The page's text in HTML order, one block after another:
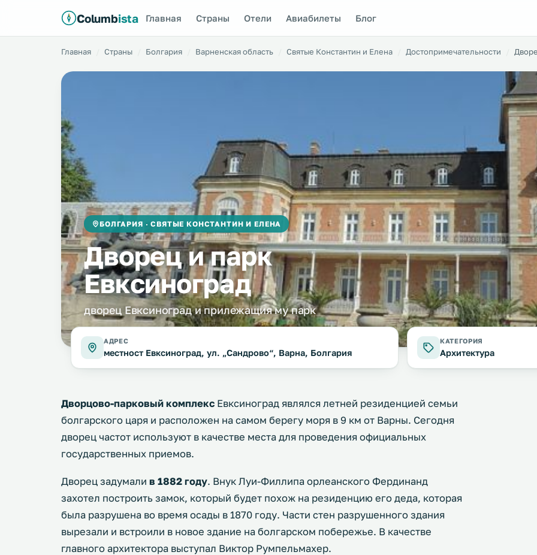
Columbista Главная Страны Отели Авиабилеты Блог
Главная Страны Болгария Варненская область Святые Константин и Елена Достопримечательности
БОЛГАРИЯ · СВЯТЫЕ КОНСТАНТИН И ЕЛЕНА
Дворец и парк
Евксиноград
дворец Евксиноград и прилежащия му парк
АДРЕС
местност Евксиноград, ул. „Сандрово“, Варна, Болгария
КАТЕГОРИЯ
Архитектура
Дворцово-парковый комплекс Евксиноград являлся летней резиденцией семьи
болгарского царя и расположен на самом берегу моря в 9 км от Варны. Сегодня
дворец частот используют в качестве места для проведения официальных
государственных приемов.
Дворец задумали в 1882 году. Внук Луи-Филлипа орлеанского Фердинанд
захотел построить замок, который будет похож на резиденцию его деда, которая
была разрушена во время осады в 1870 году. Части стен разрушенного здания
вырезали и встроили в новое здание на болгарском побережье. В качестве
главного архитектора выступал Виктор Румпельмахер.